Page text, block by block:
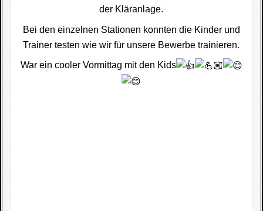
der Kläranlage.
Bei den einzelnen Stationen konnten die Kinder und
Trainer testen wie wir für unsere Bewerbe trainieren.
War ein cooler Vormittag mit den Kids